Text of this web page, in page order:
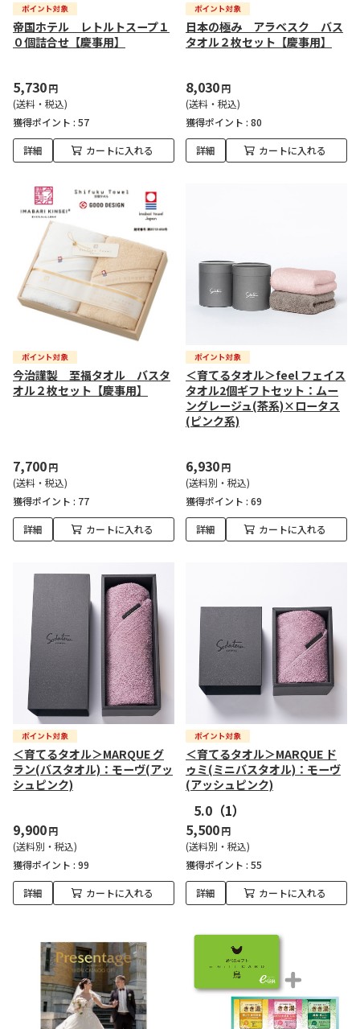
帝国ホテル レトルトスープ１
０個詰合せ【慶事用】
5,730円
(送料・税込)
獲得ポイント : 57
詳細 カートに入れる
日本の極み アラベスク バス
タオル２枚セット【慶事用】
8,030円
(送料・税込)
獲得ポイント : 80
詳細 カートに入れる
今治謹製 至福タオル バスタ
オル２枚セット【慶事用】
7,700円
(送料・税込)
獲得ポイント : 77
詳細 カートに入れる
＜育てるタオル＞feel フェイス
タオル2個ギフトセット：ムー
ングレージュ(茶系)×ロータス
(ピンク系)
6,930円
(送料別・税込)
獲得ポイント : 69
詳細 カートに入れる
＜育てるタオル＞MARQUE グ
ラン(バスタオル)：モーヴ(アッ
シュピンク)
9,900円
(送料別・税込)
獲得ポイント : 99
詳細 カートに入れる
＜育てるタオル＞MARQUE ド
ゥミ(ミニバスタオル)：モーヴ
(アッシュピンク)
5.0 （1）
5,500円
(送料別・税込)
獲得ポイント : 55
詳細 カートに入れる